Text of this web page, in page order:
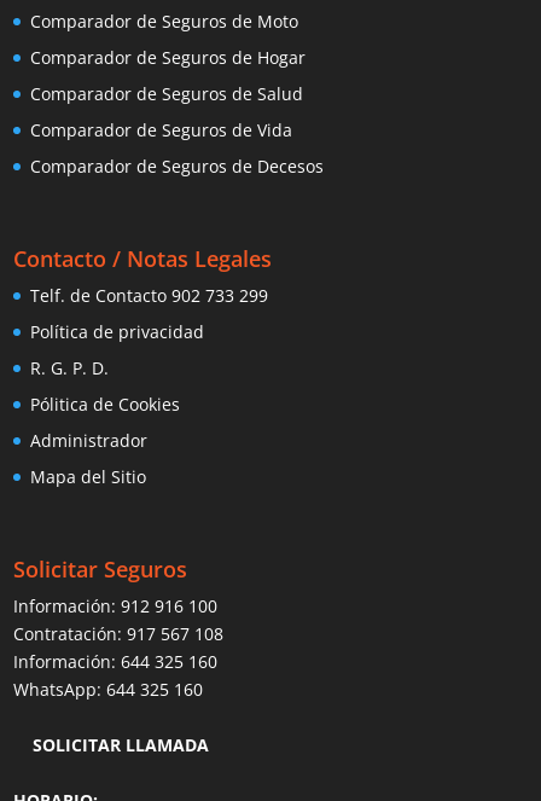
Comparador de Seguros de Moto
Comparador de Seguros de Hogar
Comparador de Seguros de Salud
Comparador de Seguros de Vida
Comparador de Seguros de Decesos
Contacto / Notas Legales
Telf. de Contacto 902 733 299
Política de privacidad
R. G. P. D.
Pólitica de Cookies
Administrador
Mapa del Sitio
Solicitar Seguros
Información:912 916 100
Contratación:917 567 108
Información:644 325 160
WhatsApp:644 325 160
SOLICITAR LLAMADA